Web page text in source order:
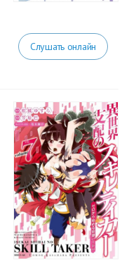
Слушать онлайн